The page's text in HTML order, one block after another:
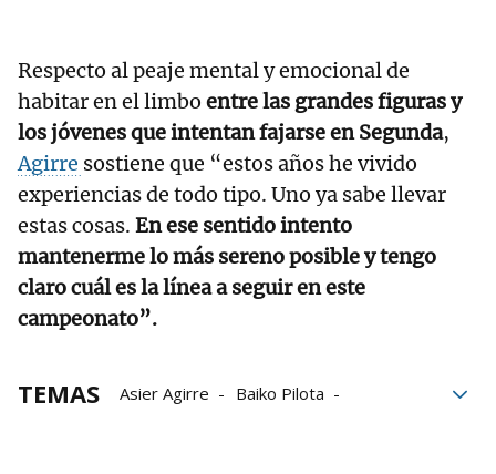
Respecto al peaje mental y emocional de
habitar en el limbo entre las grandes figuras y
los jóvenes que intentan fajarse en Segunda,
Agirre sostiene que “estos años he vivido
experiencias de todo tipo. Uno ya sabe llevar
estas cosas. En ese sentido intento
mantenerme lo más sereno posible y tengo
claro cuál es la línea a seguir en este
campeonato”.
TEMAS Asier Agirre
Baiko Pilota